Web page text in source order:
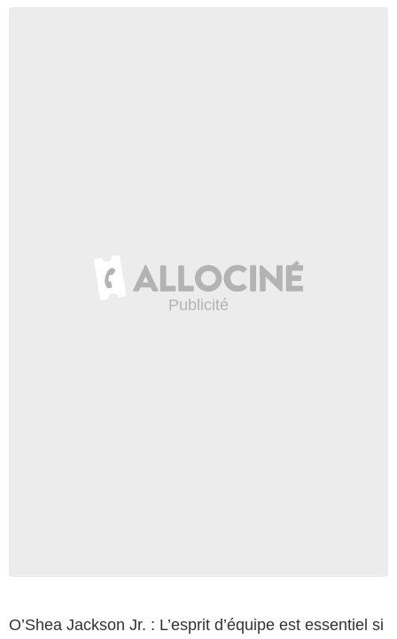
O’Shea Jackson Jr. : L’esprit d’équipe est essentiel si